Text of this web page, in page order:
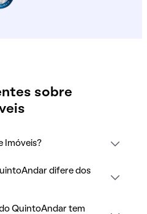
sobre
Imóveis?
difere dos
QuintoAndar tem